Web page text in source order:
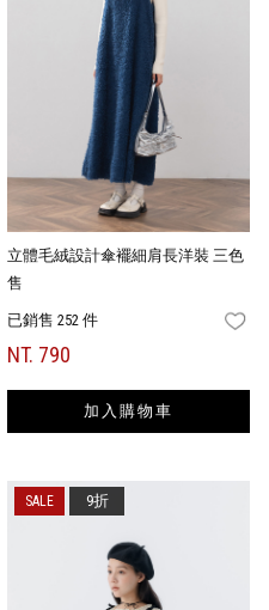
FAVORITES
立體毛絨設計傘襬細肩長洋裝 三色
售
已銷售 252 件
NT. 790
加入購物車
9折